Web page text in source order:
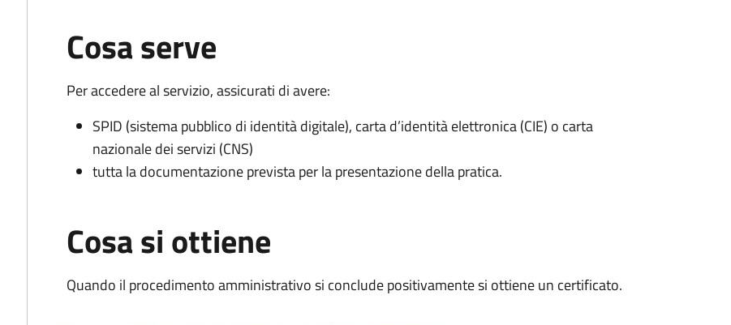
Cosa serve
Per accedere al servizio, assicurati di avere:
SPID (sistema pubblico di identità digitale), carta d’identità elettronica (CIE) o carta
nazionale dei servizi (CNS)
tutta la documentazione prevista per la presentazione della pratica.
Cosa si ottiene
Quando il procedimento amministrativo si conclude positivamente si ottiene un certificato.